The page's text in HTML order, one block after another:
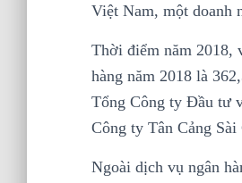
Việt Nam, một doanh
Thời điểm năm 2018,
hàng năm 2018 là
Tổng Công ty Đầu tư
Công ty Tân Cảng Sài
Ngoài dịch vụ ngân